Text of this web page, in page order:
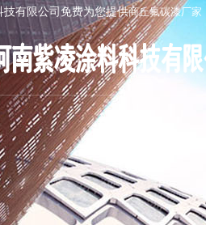
技有限公司免费为您提供商丘氟碳漆厂家